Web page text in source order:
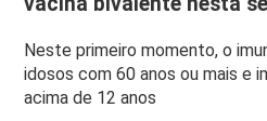
Neste primeiro momento, o
idosos com 60 anos ou mais e
acima de 12 anos